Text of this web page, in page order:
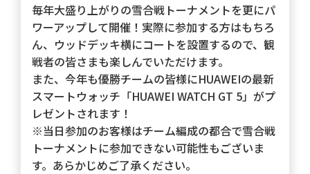
毎年大盛り上がりの雪合戦トーナメントを更にパ
ワーアップして開催！実際に参加する方はもちろ
ん、ウッドデッキ横にコートを設置するので、観
戦者の皆さまも楽しんでいただけます。
また、今年も優勝チームの皆様にHUAWEIの最新
スマートウォッチ「HUAWEI WATCH GT 5」がプ
レゼントされます！
※当日参加のお客様はチーム編成の都合で雪合戦
トーナメントに参加できない可能性もございま
す。あらかじめご了承ください。